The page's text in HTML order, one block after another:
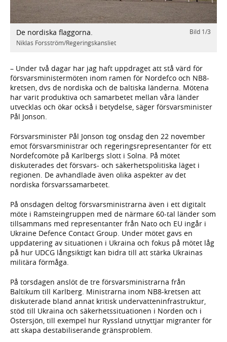
Bild 1/3
De nordiska flaggorna.
Niklas Forsström/Regeringskansliet
– Under två dagar har jag haft uppdraget att stå värd för
försvarsministermöten inom ramen för Nordefco och NB8-
kretsen, dvs de nordiska och de baltiska länderna. Mötena
har varit produktiva och samarbetet mellan våra länder
utvecklas och ökar också i betydelse, säger försvarsminister
Pål Jonson.
Försvarsminister Pål Jonson tog onsdag den 22 november
emot försvarsministrar och regeringsrepresentanter för ett
Nordefcomöte på Karlbergs slott i Solna. På mötet
diskuterades det försvars- och säkerhetspolitiska läget i
regionen. De avhandlade även olika aspekter av det
nordiska försvarssamarbetet.
På onsdagen deltog försvarsministrarna även i ett digitalt
möte i Ramsteingruppen med de närmare 60-tal länder som
tillsammans med representanter från Nato och EU ingår i
Ukraine Defence Contact Group. Under mötet gavs en
uppdatering av situationen i Ukraina och fokus på mötet låg
på hur UDCG långsiktigt kan bidra till att stärka Ukrainas
militära förmåga.
På torsdagen anslöt de tre försvarsministrarna från
Baltikum till Karlberg. Ministrarna inom NB8-kretsen att
diskuterade bland annat kritisk undervatteninfrastruktur,
stöd till Ukraina och säkerhetssituationen i Norden och i
Östersjön, till exempel hur Ryssland utnyttjar migranter för
att skapa destabiliserande gränsproblem.